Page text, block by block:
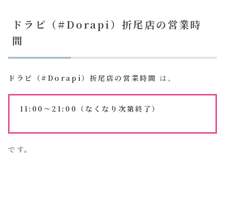
ドラピ（#Dorapi）折尾店の営業時
間
ドラピ（#Dorapi）折尾店の営業時間 は、
11:00～21:00（なくなり次第終了）
です。